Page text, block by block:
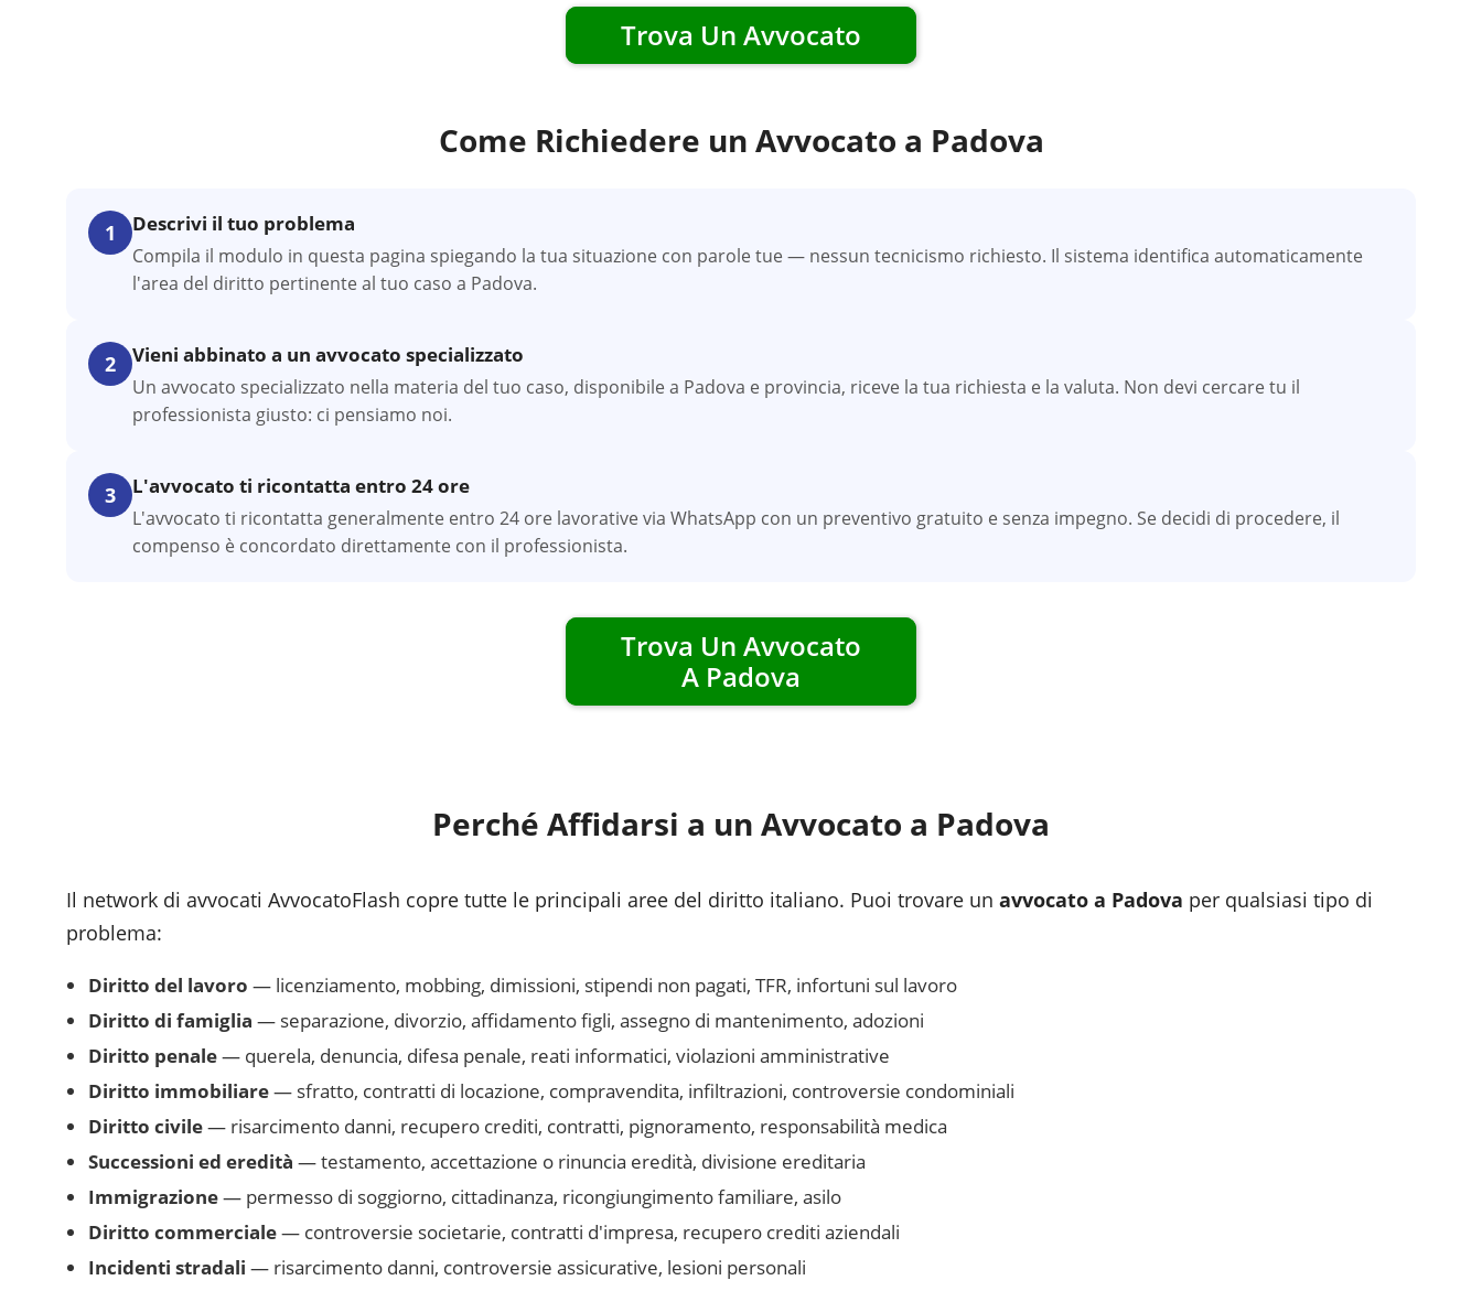
Trova Un Avvocato
Come Richiedere un Avvocato a Padova
1 Descrivi il tuo problema
Compila il modulo in questa pagina spiegando la tua situazione con parole tue — nessun tecnicismo richiesto. Il sistema identifica automaticamente
l'area del diritto pertinente al tuo caso a Padova.
2 Vieni abbinato a un avvocato specializzato
Un avvocato specializzato nella materia del tuo caso, disponibile a Padova e provincia, riceve la tua richiesta e la valuta. Non devi cercare tu il
professionista giusto: ci pensiamo noi.
3 L'avvocato ti ricontatta entro 24 ore
L'avvocato ti ricontatta generalmente entro 24 ore lavorative via WhatsApp con un preventivo gratuito e senza impegno. Se decidi di procedere, il
compenso è concordato direttamente con il professionista.
Trova Un Avvocato
A Padova
Perché Affidarsi a un Avvocato a Padova
Il network di avvocati AvvocatoFlash copre tutte le principali aree del diritto italiano. Puoi trovare un avvocato a Padova per qualsiasi tipo di
problema:
Diritto del lavoro — licenziamento, mobbing, dimissioni, stipendi non pagati, TFR, infortuni sul lavoro
Diritto di famiglia — separazione, divorzio, affidamento figli, assegno di mantenimento, adozioni
Diritto penale— querela, denuncia, difesa penale, reati informatici, violazioni amministrative
Diritto immobiliare— sfratto, contratti di locazione, compravendita, infiltrazioni, controversie condominiali
Diritto civile— risarcimento danni, recupero crediti, contratti, pignoramento, responsabilità medica
Successioni ed eredità — testamento, accettazione o rinuncia eredità, divisione ereditaria
Immigrazione— permesso di soggiorno, cittadinanza, ricongiungimento familiare, asilo
Diritto commerciale— controversie societarie, contratti d'impresa, recupero crediti aziendali
Incidenti stradali — risarcimento danni, controversie assicurative, lesioni personali